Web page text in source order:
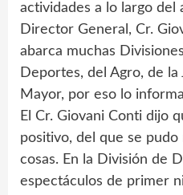
actividades a lo largo del
Director General, Cr.
abarca muchas
Deportes, del Agro, de
Mayor, por eso lo
El Cr. Giovani Conti dijo
positivo, del que se
cosas. En la División de
espectáculos de primer